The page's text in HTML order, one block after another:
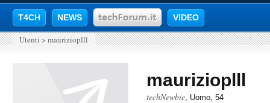
T4CH NEWS VIDEO
Utenti > maurizioplll
maurizioplll
techNewbie, Uomo, 54